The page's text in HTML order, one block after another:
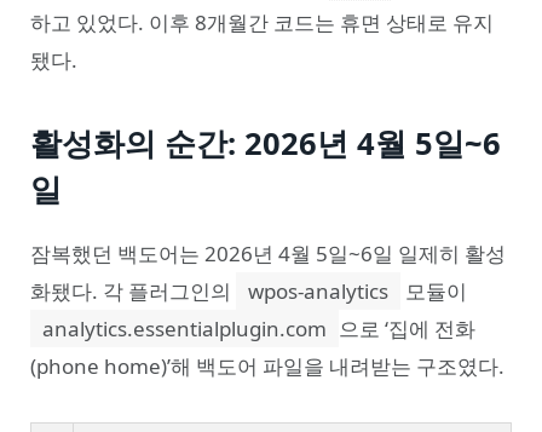
하고 있었다. 이후 8개월간 코드는 휴면 상태로 유지
됐다.
활성화의 순간: 2026년 4월 5일~6
일
잠복했던 백도어는 2026년 4월 5일~6일 일제히 활성
화됐다. 각 플러그인의
wpos-analytics
모듈이
analytics.essentialplugin.com 으로 ‘집에 전화
(phone home)’해 백도어 파일을 내려받는 구조였다.